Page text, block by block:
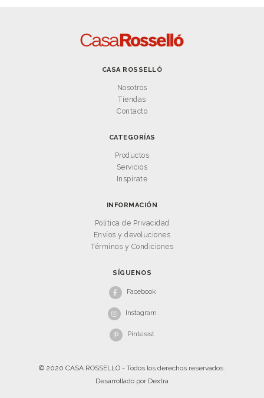
CASA ROSSELLÓ
Nosotros
Tiendas
Contacto
CATEGORÍAS
Productos
Servicios
Inspírate
INFORMACIÓN
Política de Privacidad
Envíos y devoluciones
Términos y Condiciones
SÍGUENOS
Facebook
Instagram
Pinterest
© 2020 CASA ROSSELLÓ - Todos los derechos reservados.
Desarrollado por Dextra